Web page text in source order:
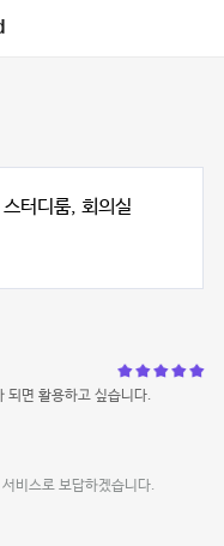
터디룸, 회의실
되면 활용하고 싶습니다.
비스로 보답하겠습니다.